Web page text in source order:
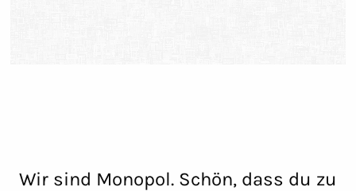
Wir sind Monopol. Schön, dass du zu